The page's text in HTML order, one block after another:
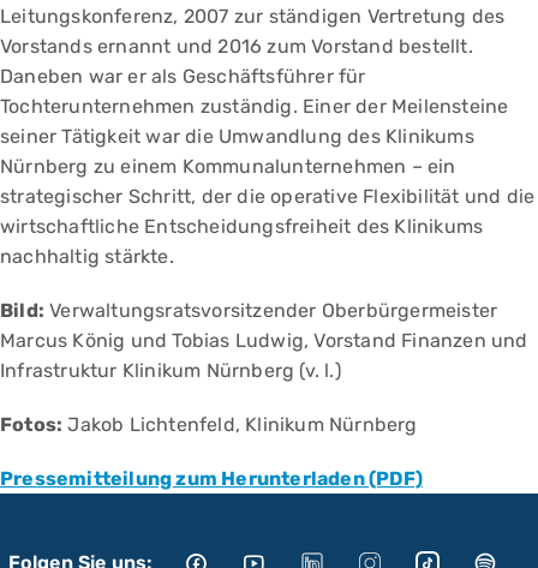
Leitungskonferenz, 2007 zur ständigen Vertretung des
Vorstands ernannt und 2016 zum Vorstand bestellt.
Daneben war er als Geschäftsführer für
Tochterunternehmen zuständig. Einer der Meilensteine
seiner Tätigkeit war die Umwandlung des Klinikums
Nürnberg zu einem Kommunal­unternehmen – ein
strategischer Schritt, der die operative Flexibilität und die
wirtschaftliche Entscheidungsfreiheit des Klinikums
nachhaltig stärkte.
Bild: Verwaltungsratsvorsitzender Oberbürgermeister
Marcus König und Tobias Ludwig, Vorstand Finanzen und
Infrastruktur Klinikum Nürnberg (v. l.)
Fotos: Jakob Lichtenfeld, Klinikum Nürnberg
Pressemitteilung zum Herunterladen (PDF)
Folgen Sie uns: